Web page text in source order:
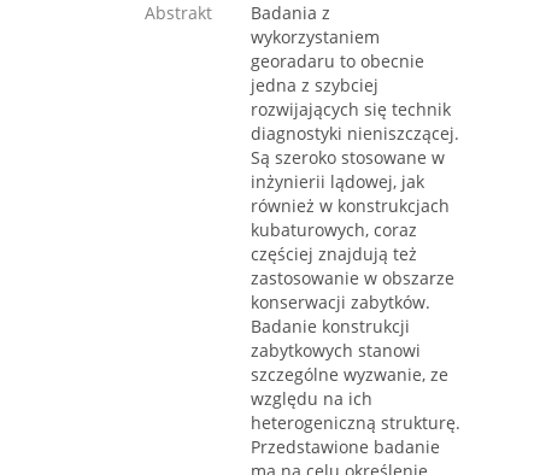
Abstrakt
Badania z
wykorzystaniem
georadaru to obecnie
jedna z szybciej
rozwijających się technik
diagnostyki nieniszczącej.
Są szeroko stosowane w
inżynierii lądowej, jak
również w konstrukcjach
kubaturowych, coraz
częściej znajdują też
zastosowanie w obszarze
konserwacji zabytków.
Badanie konstrukcji
zabytkowych stanowi
szczególne wyzwanie, ze
względu na ich
heterogeniczną strukturę.
Przedstawione badanie